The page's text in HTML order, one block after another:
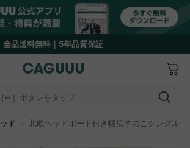
Payで最大20%還元キャンペーン開催中！
↵］ボタンをタップ
ド
北欧ヘッドボード付き幅広すのこシングル